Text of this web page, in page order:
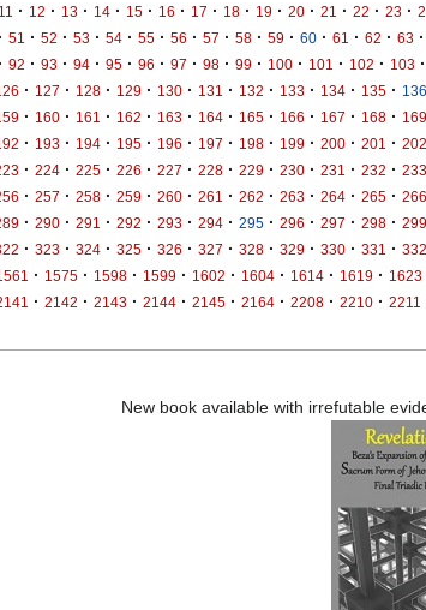
11 · 12 · 13 · 14 · 15 · 16 · 17 · 18 · 19 · 20 · 21 · 22 · 23 ·
· 51 · 52 · 53 · 54 · 55 · 56 · 57 · 58 · 59 · 60 · 61 · 62 · 63 ·
· 92 · 93 · 94 · 95 · 96 · 97 · 98 · 99 · 100 · 101 · 102 · 103 ·
· 127 · 128 · 129 · 130 · 131 · 132 · 133 · 134 · 135 · 136
· 160 · 161 · 162 · 163 · 164 · 165 · 166 · 167 · 168 · 169
· 193 · 194 · 195 · 196 · 197 · 198 · 199 · 200 · 201 · 202
· 224 · 225 · 226 · 227 · 228 · 229 · 230 · 231 · 232 · 233
· 257 · 258 · 259 · 260 · 261 · 262 · 263 · 264 · 265 · 266
· 290 · 291 · 292 · 293 · 294 · 295 · 296 · 297 · 298 · 299
· 323 · 324 · 325 · 326 · 327 · 328 · 329 · 330 · 331 · 332
· 1575 · 1598 · 1599 · 1602 · 1604 · 1614 · 1619 · 1623
· 2142 · 2143 · 2144 · 2145 · 2164 · 2208 · 2210 · 2211
New book available with irrefutable